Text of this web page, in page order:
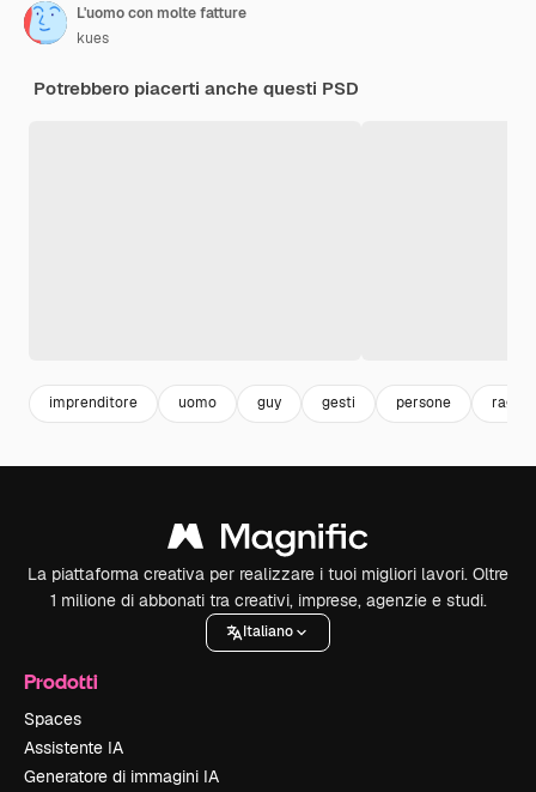
L'uomo con molte fatture
kues
Potrebbero piacerti anche questi PSD
imprenditore uomo guy gesti persone
La piattaforma creativa per realizzare i tuoi migliori lavori. Oltre
1 milione di abbonati tra creativi, imprese, agenzie e studi.
Italiano
Prodotti
Spaces
Assistente IA
Generatore di immagini IA